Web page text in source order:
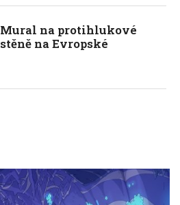
Mural na protihlukové
stěně na Evropské